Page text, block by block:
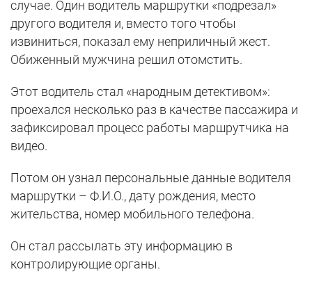
случае. Один водитель маршрутки «подрезал»
другого водителя и, вместо того чтобы
извиниться, показал ему неприличный жест.
Обиженный мужчина решил отомстить.
Этот водитель стал «народным детективом»:
проехался несколько раз в качестве пассажира и
зафиксировал процесс работы маршрутчика на
видео.
Потом он узнал персональные данные водителя
маршрутки – Ф.И.О., дату рождения, место
жительства, номер мобильного телефона.
Он стал рассылать эту информацию в
контролирующие органы.